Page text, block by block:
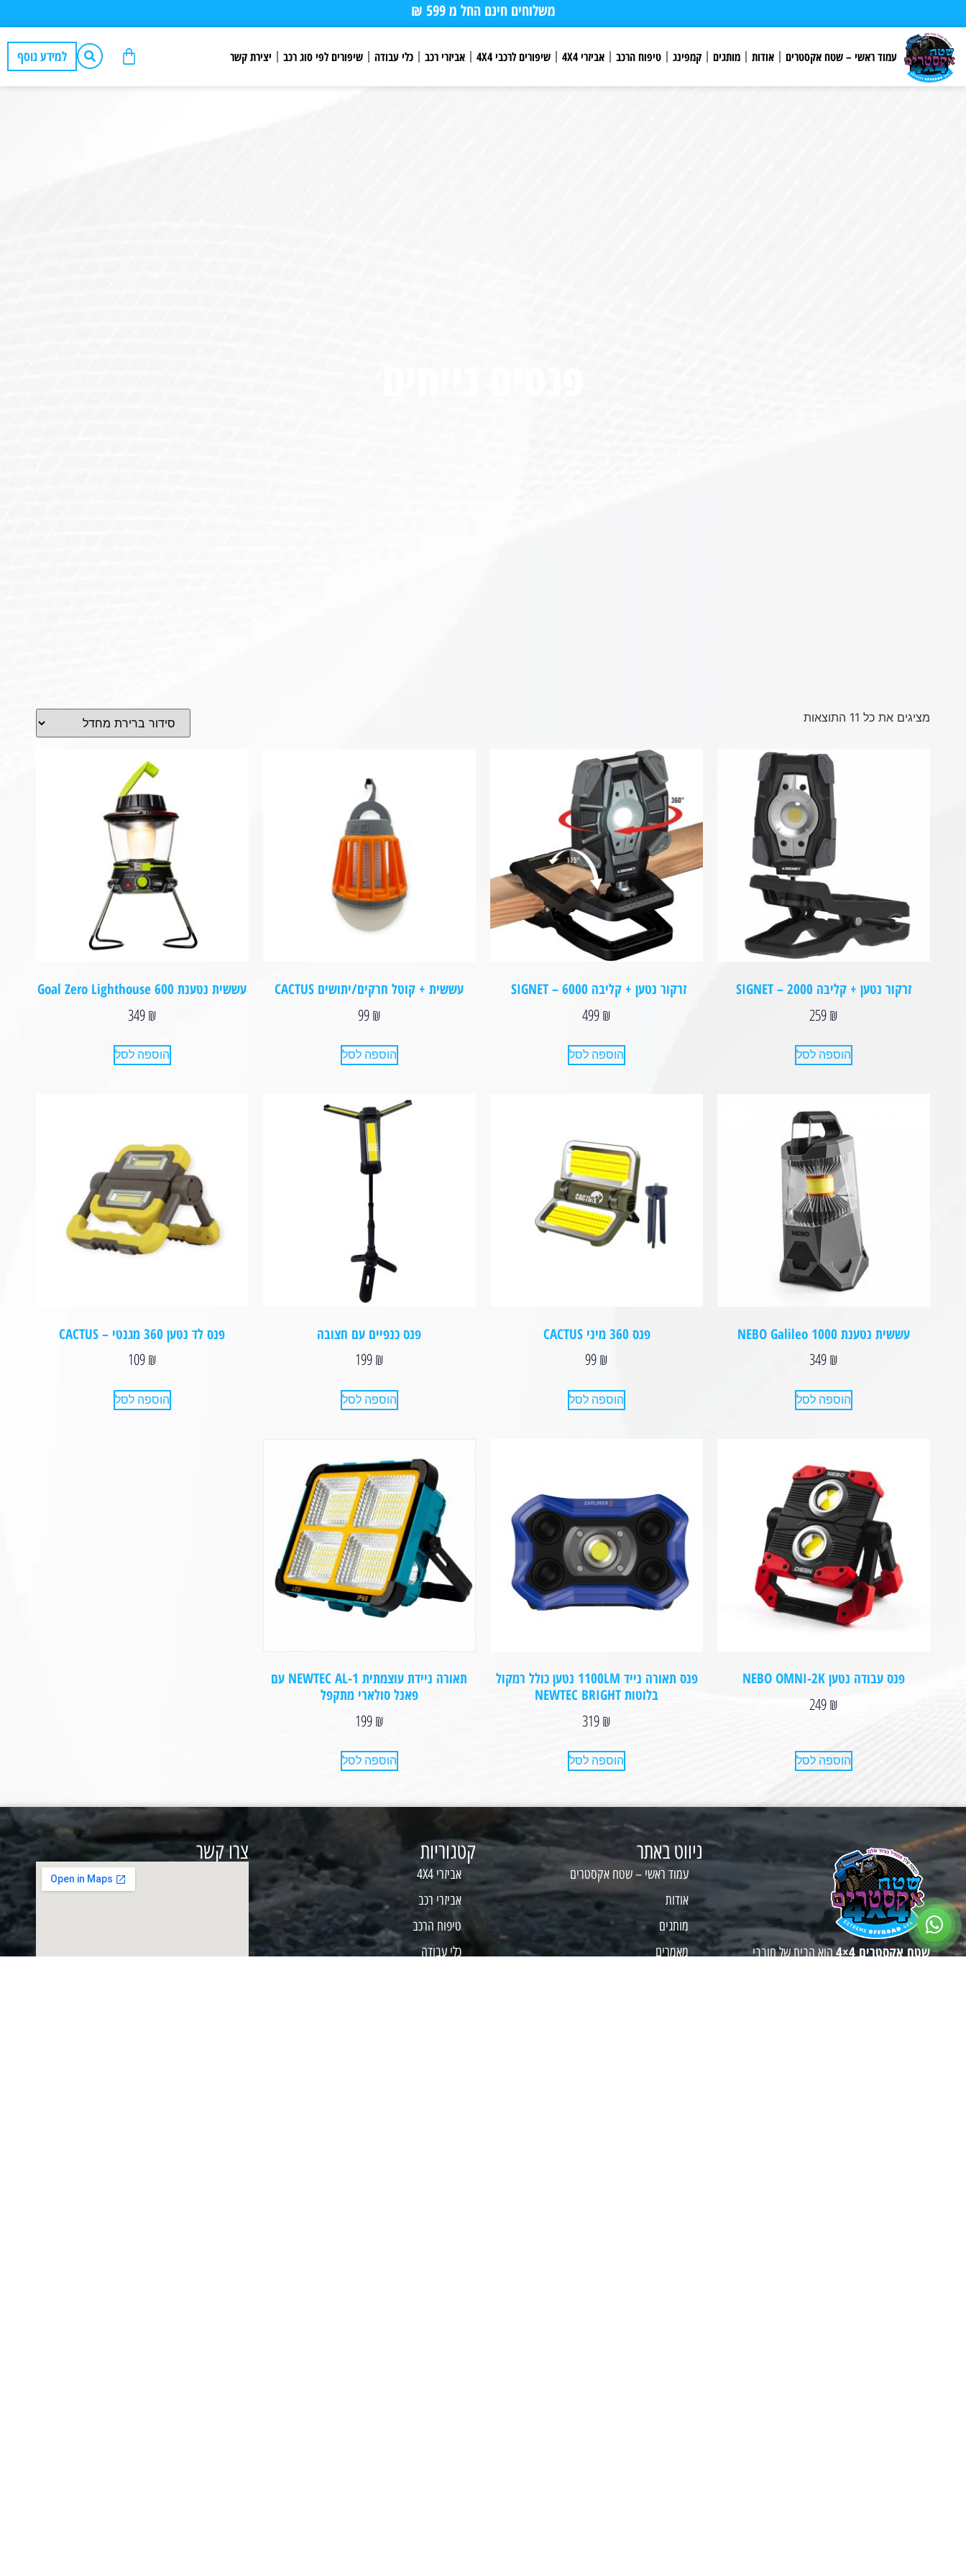
משלוחים חינם החל מ 599 ₪
עמוד ראשי – שטח אקסטרים אודות מותגים קמפינג טיפוח הרכב אביזרי 4X4 שיפורים לרכבי 4X4 אביזרי רכב כלי עבודה שיפורים לפי סוג רכב יצירת קשר למידע נוסף
מציגים את כל ⁦11⁩ התוצאות
זרקור נטען + קליבה SIGNET – 2000
259₪
הוספה לסל
זרקור נטען + קליבה SIGNET – 6000
499₪
הוספה לסל
עששית + קוטל חרקים/יתושים CACTUS
99₪
הוספה לסל
עששית נטענת Goal Zero Lighthouse 600
349₪
הוספה לסל
עששית נטענת NEBO Galileo 1000
349₪
הוספה לסל
פנס 360 מיני CACTUS
99₪
הוספה לסל
פנס כנפיים עם חצובה
199₪
הוספה לסל
פנס לד נטען 360 מגנטי – CACTUS
109₪
הוספה לסל
פנס עבודה נטען NEBO OMNI-2K
249₪
הוספה לסל
פנס תאורה נייד 1100LM נטען כולל רמקול
בלוטות NEWTEC BRIGHT
319₪
הוספה לסל
תאורה ניידת עוצמתית NEWTEC AL-1 עם
פאנל סולארי מתקפל
199₪
הוספה לסל
שטח אקסטרים 4×4
הוא הבית של חובבי
ניווט באתר
עמוד ראשי – שטח אקסטרים
אודות
מותגים
מאמרים
קטגוריות
אביזרי 4X4
אביזרי רכב
טיפוח הרכב
כלי עבודה
צרו קשר